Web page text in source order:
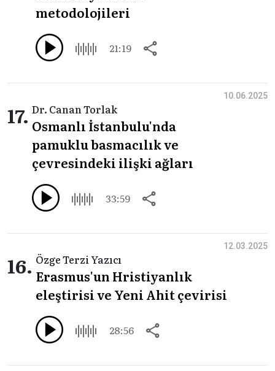
metodolojileri
21:19
17. Dr. Canan Torlak
Osmanlı İstanbulu'nda
pamuklu basmacılık ve
çevresindeki ilişki ağları
33:59
10.06.2025
16. Özge Terzi Yazıcı
Erasmus'un Hristiyanlık
eleştirisi ve Yeni Ahit çevirisi
28:56
12.03.2025